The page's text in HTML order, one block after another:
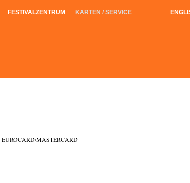
FESTIVALZENTRUM KARTEN / SERVICE
EUROCARD/MASTERCARD